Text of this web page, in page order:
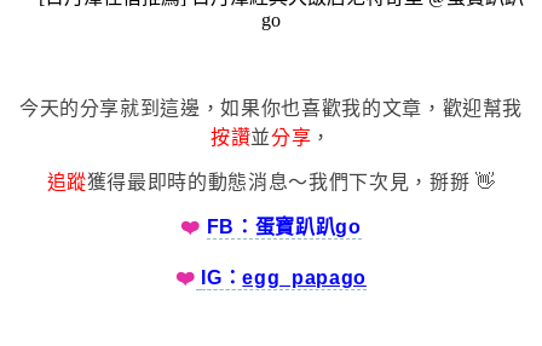
今天的分享就到這邊，如果你也喜歡我的文章，歡迎幫我
按讚並分享 ，
追蹤獲得最即時的動態消息～我們下次見，掰掰 👋
❤️ FB：蛋寶趴趴go
❤️ IG：egg_papago